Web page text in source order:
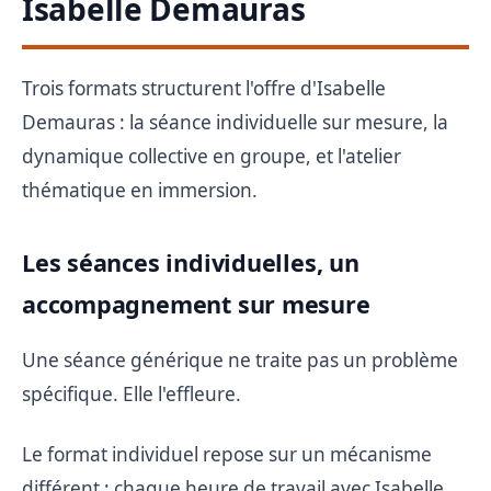
Trois formats structurent l'offre d'Isabelle
Demauras : la séance individuelle sur mesure, la
dynamique collective en groupe, et l'atelier
thématique en immersion.
Les séances individuelles, un
accompagnement sur mesure
Une séance générique ne traite pas un problème
spécifique. Elle l'effleure.
Le format individuel repose sur un mécanisme